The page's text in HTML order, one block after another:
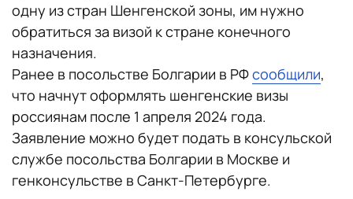
одну из стран Шенгенской зоны, им нужно
обратиться за визой к стране конечного
назначения.
Ранее в посольстве Болгарии в РФсообщили,
что начнут оформлять шенгенские визы
россиянам после 1 апреля 2024 года.
Заявление можно будет подать в консульской
службе посольства Болгарии в Москве и
генконсульстве в Санкт-Петербурге.